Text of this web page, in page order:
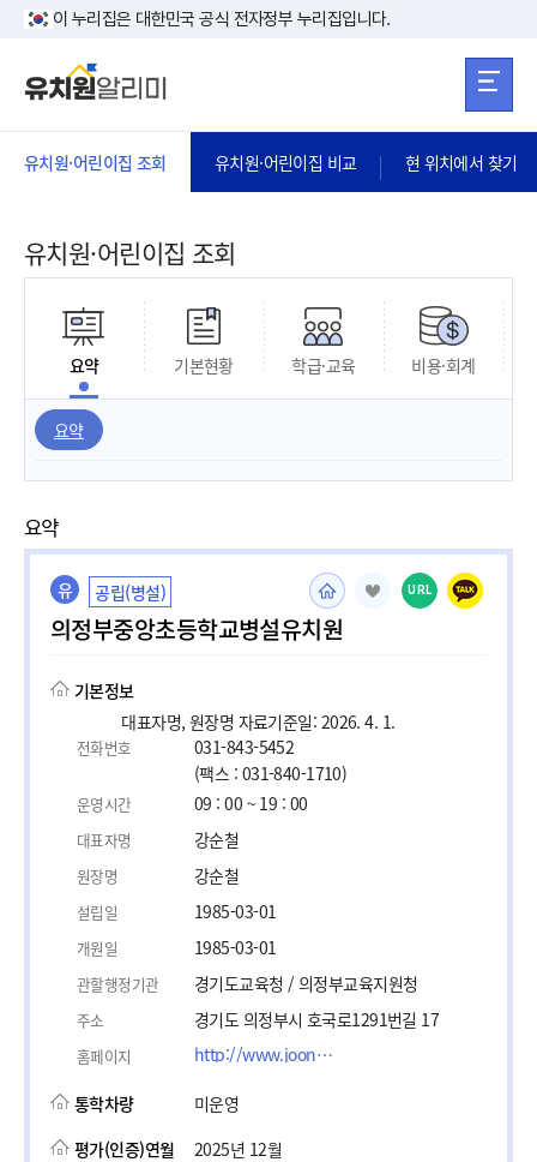
본문 바로가기
이 누리집은 대한민국 공식 전자정부 누리집입니다.
유치원·어린이집 조회 유치원·어린이집 비교 현 위치에서 찾기
유치원·어린이집 조회
요약 기본현황 학급·교육 비용·회계
요약
요약
유 공립(병설)
의정부중앙초등학교병설유치원
URL
기본정보
대표자명, 원장명 자료기준일: 2026. 4. 1.
전화번호
031-843-5452
(팩스 : 031-840-1710)
운영시간 09 : 00 ~ 19 : 00
대표자명 강순철
원장명 강순철
설립일 1985-03-01
개원일 1985-03-01
관할행정기관 경기도교육청 / 의정부교육지원청
주소 경기도 의정부시 호국로1291번길 17
홈페이지 http://www.joongang.es.kr
통학차량
미운영
평가(인증)연월
2025년 12월